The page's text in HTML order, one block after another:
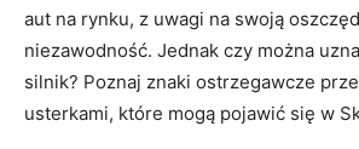
aut ⁣na rynku, z uwagi na⁣ swoją
niezawodność.⁤ Jednak czy można
silnik? Poznaj znaki ostrzegawcze⁤
usterkami, które mogą pojawić się w